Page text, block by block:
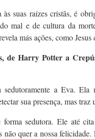
suas raízes cristãs, é
mal e de cultura da
más ações, como Jesus
de Harry Potter a
a Eva.
sua presença, mas traz
forma sedutora. Ele até
quer a nossa